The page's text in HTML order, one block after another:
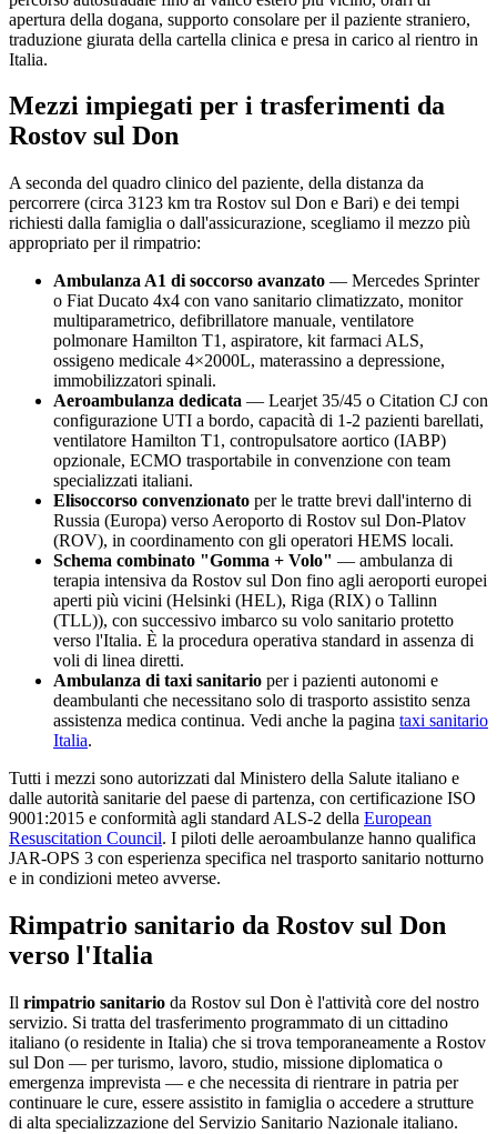
apertura della dogana, supporto consolare per il paziente straniero,
traduzione giurata della cartella clinica e presa in carico al rientro in
Italia.
Mezzi impiegati per i trasferimenti da
Rostov sul Don
A seconda del quadro clinico del paziente, della distanza da
percorrere (circa 3123 km tra Rostov sul Don e Bari) e dei tempi
richiesti dalla famiglia o dall'assicurazione, scegliamo il mezzo più
appropriato per il rimpatrio:
Ambulanza A1 di soccorso avanzato — Mercedes Sprinter
o Fiat Ducato 4x4 con vano sanitario climatizzato, monitor
multiparametrico, defibrillatore manuale, ventilatore
polmonare Hamilton T1, aspiratore, kit farmaci ALS,
ossigeno medicale 4×2000L, materassino a depressione,
immobilizzatori spinali.
Aeroambulanza dedicata — Learjet 35/45 o Citation CJ con
configurazione UTI a bordo, capacità di 1-2 pazienti barellati,
ventilatore Hamilton T1, contropulsatore aortico (IABP)
opzionale, ECMO trasportabile in convenzione con team
specializzati italiani.
Elisoccorso convenzionato per le tratte brevi dall'interno di
Russia (Europa) verso Aeroporto di Rostov sul Don-Platov
(ROV), in coordinamento con gli operatori HEMS locali.
Schema combinato "Gomma + Volo" — ambulanza di
terapia intensiva da Rostov sul Don fino agli aeroporti europei
aperti più vicini (Helsinki (HEL), Riga (RIX) o Tallinn
(TLL)), con successivo imbarco su volo sanitario protetto
verso l'Italia. È la procedura operativa standard in assenza di
voli di linea diretti.
Ambulanza di taxi sanitario per i pazienti autonomi e
deambulanti che necessitano solo di trasporto assistito senza
assistenza medica continua. Vedi anche la pagina taxi sanitario
Italia.
Tutti i mezzi sono autorizzati dal Ministero della Salute italiano e
dalle autorità sanitarie del paese di partenza, con certificazione ISO
9001:2015 e conformità agli standard ALS-2 della European
Resuscitation Council. I piloti delle aeroambulanze hanno qualifica
JAR-OPS 3 con esperienza specifica nel trasporto sanitario notturno
e in condizioni meteo avverse.
Rimpatrio sanitario da Rostov sul Don
verso l'Italia
Il rimpatrio sanitario da Rostov sul Don è l'attività core del nostro
servizio. Si tratta del trasferimento programmato di un cittadino
italiano (o residente in Italia) che si trova temporaneamente a Rostov
sul Don — per turismo, lavoro, studio, missione diplomatica o
emergenza imprevista — e che necessita di rientrare in patria per
continuare le cure, essere assistito in famiglia o accedere a strutture
di alta specializzazione del Servizio Sanitario Nazionale italiano.